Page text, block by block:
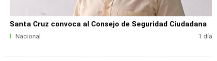
Santa Cruz convoca al Consejo de Seguridad Ciudadana
Nacional 1 día